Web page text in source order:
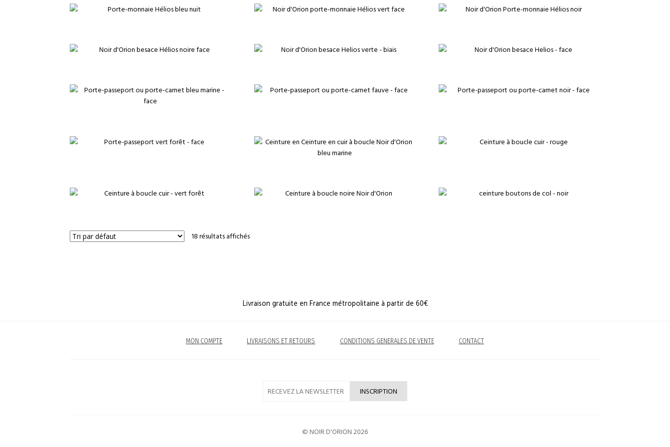
€ € €
€ € €
€ €
€
€
€
€ € €
18 résultats affichés
Livraison gratuite en France métropolitaine à partir de 60€
MON COMPTE LIVRAISONS ET RETOURS CONDITIONS GENERALES DE VENTE CONTACT
© NOIR D'ORION 2026